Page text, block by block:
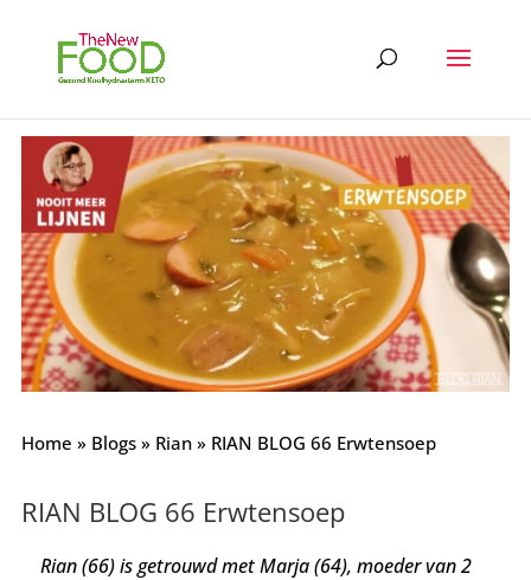
Home » Blogs» Rian» RIAN BLOG 66 Erwtensoep
RIAN BLOG 66 Erwtensoep
Rian (66) is getrouwd met Marja (64), moeder van 2